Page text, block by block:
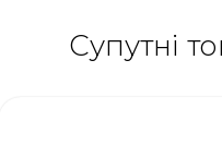
Супутні